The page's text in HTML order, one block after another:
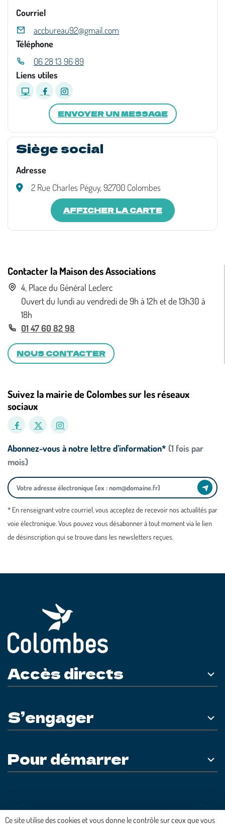
Courriel
accbureau92@gmail.com
Téléphone
06 28 13 96 89
Liens utiles
ENVOYER UN MESSAGE
Siège social
Adresse
2 Rue Charles Péguy, 92700 Colombes
AFFICHER LA CARTE
Contacter la Maison des Associations
4, Place du Général Leclerc
Ouvert du lundi au vendredi de 9h à 12h et de 13h30 à
18h
01 47 60 82 98
NOUS CONTACTER
Suivez la mairie de Colombes sur les réseaux
sociaux
Abonnez-vous à notre lettre d’information* (1 fois par
mois)
* En renseignant votre courriel, vous acceptez de recevoir nos actualités par
voie électronique. Vous pouvez vous désabonner à tout moment via le lien
de désinscription qui se trouve dans les newsletters reçues.
Accès directs
S’engager
Pour démarrer
Plateforme développée en France parHACKTIV
Ce site utilise des cookies et vous donne le contrôle sur ceux que vous